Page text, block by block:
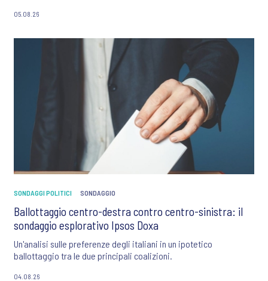
05.08.26
SONDAGGI POLITICI SONDAGGIO
Ballottaggio centro-destra contro centro-sinistra: il
sondaggio esplorativo Ipsos Doxa
Un'analisi sulle preferenze degli italiani in un ipotetico
ballottaggio tra le due principali coalizioni.
04.08.26